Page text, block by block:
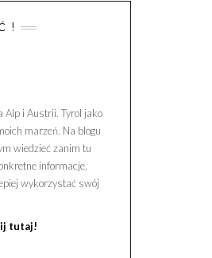
!
Alp i Austrii. Tyrol jako
marzeń. Na blogu
wiedzieć zanim tu
informacje,
wykorzystać swój
tutaj!